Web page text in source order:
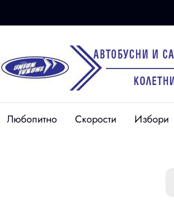
Любопитно Скорости Избори